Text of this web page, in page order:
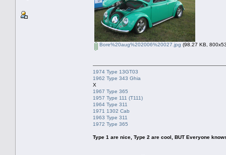
Bore%20aug%202006%20027.jpg (98.27 KB,
1974 Type 13GT03
1962 Type 343 Ghia
X
1967 Type 365
1957 Type 111 (T111)
1964 Type 311
1971 1302 Cab
1963 Type 311
1972 Type 365
Type 1 are nice, Type 2 are cool, BUT Everyone